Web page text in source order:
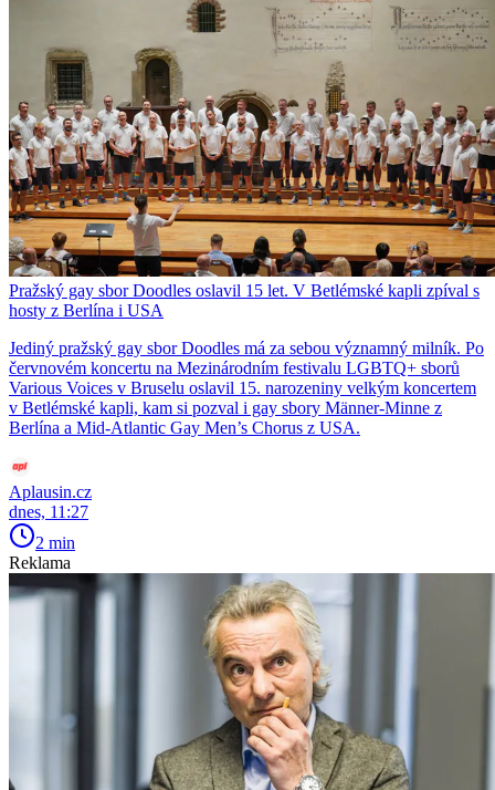
Pražský gay sbor Doodles oslavil 15 let. V Betlémské kapli zpíval s
hosty z Berlína i USA
Jediný pražský gay sbor Doodles má za sebou významný milník. Po
červnovém koncertu na Mezinárodním festivalu LGBTQ+ sborů
Various Voices v Bruselu oslavil 15. narozeniny velkým koncertem
v Betlémské kapli, kam si pozval i gay sbory Männer-Minne z
Berlína a Mid-Atlantic Gay Men’s Chorus z USA.
Aplausin.cz
dnes, 11:27
2 min
Reklama